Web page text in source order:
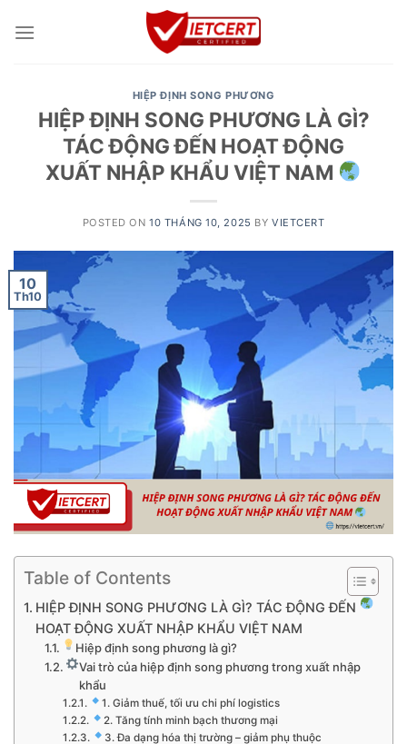
HIỆP ĐỊNH SONG PHƯƠNG
HIỆP ĐỊNH SONG PHƯƠNG LÀ GÌ?
TÁC ĐỘNG ĐẾN HOẠT ĐỘNG
XUẤT NHẬP KHẨU VIỆT NAM
POSTED ON10 THÁNG 10, 2025 BY VIETCERT
10
Th10
Table of Contents
HIỆP ĐỊNH SONG PHƯƠNG LÀ GÌ? TÁC ĐỘNG ĐẾN
HOẠT ĐỘNG XUẤT NHẬP KHẨU VIỆT NAM
Hiệp định song phương là gì?
Vai trò của hiệp định song phương trong xuất nhập
khẩu
1. Giảm thuế, tối ưu chi phí logistics
2. Tăng tính minh bạch thương mại
3. Đa dạng hóa thị trường – giảm phụ thuộc